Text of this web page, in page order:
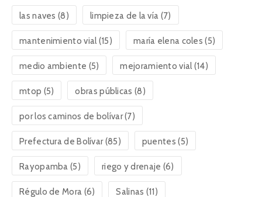
las naves (8) limpieza de la vía (7)
mantenimiento vial(15) maría elena coles (5)
medio ambiente (5) mejoramiento vial(14)
mtop (5) obras públicas (8)
por los caminos de bolívar(7)
Prefectura de Bolívar(85) puentes (5)
Rayopamba (5) riego y drenaje (6)
Régulo de Mora (6) Salinas (11)